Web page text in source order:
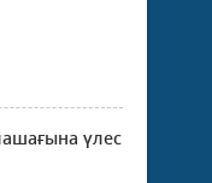
үлес